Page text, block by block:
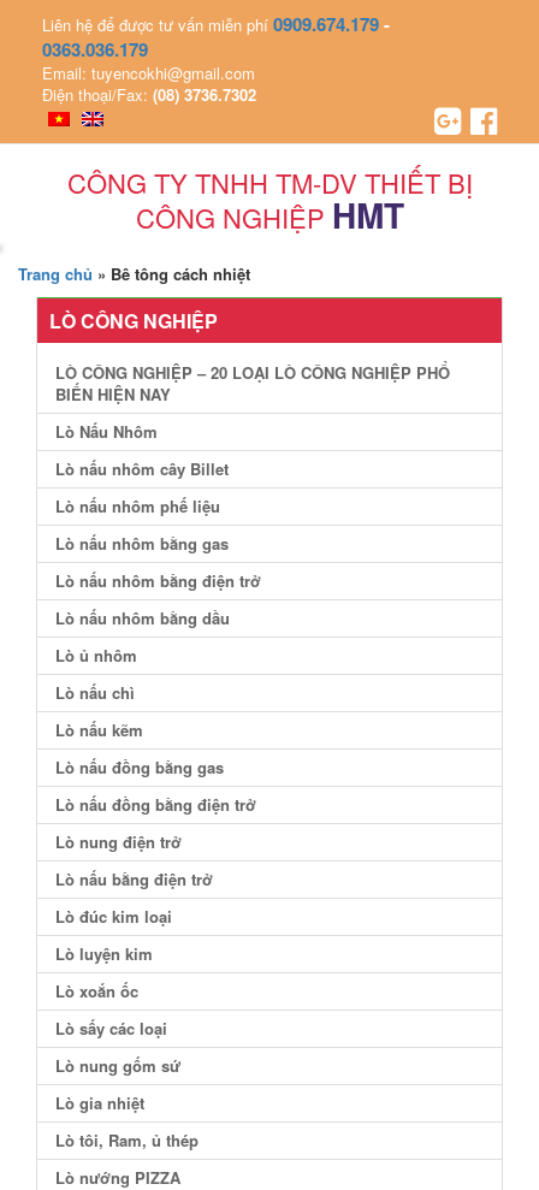
Liên hệ để được tư vấn miễn phí 0909.674.179-
0363.036.179
Email: tuyencokhi@gmail.com
Điện thoại/Fax: (08) 3736.7302
CÔNG TY TNHH TM-DV THIẾT BỊ
CÔNG NGHIỆP HMT
Trang chủ » Bê tông cách nhiệt
LÒ CÔNG NGHIỆP
LÒ CÔNG NGHIỆP – 20 LOẠI LÒ CÔNG NGHIỆP PHỔ
BIẾN HIỆN NAY
Lò Nấu Nhôm
Lò nấu nhôm cây Billet
Lò nấu nhôm phế liệu
Lò nấu nhôm bằng gas
Lò nấu nhôm bằng điện trở
Lò nấu nhôm bằng dầu
Lò ủ nhôm
Lò nấu chì
Lò nấu kẽm
Lò nấu đồng bằng gas
Lò nấu đồng bằng điện trở
Lò nung điện trở
Lò nấu bằng điện trở
Lò đúc kim loại
Lò luyện kim
Lò xoắn ốc
Lò sấy các loại
Lò nung gốm sứ
Lò gia nhiệt
Lò tôi, Ram, ủ thép
Lò nướng PIZZA